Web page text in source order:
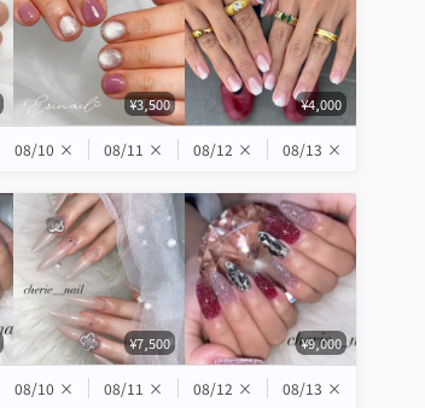
¥3,500 ¥4,000
08/10 × 08/11 × 08/12 × 08/13 ×
¥7,500 ¥9,000
08/10 × 08/11 × 08/12 × 08/13 ×